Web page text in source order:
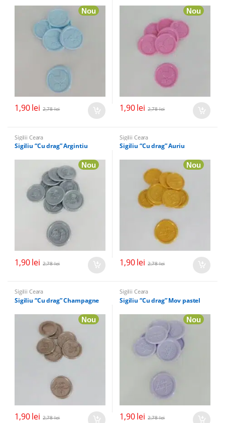
Nou
1,90lei 2,78lei
Nou
1,90lei 2,78lei
Sigilii Ceara
Sigiliu “Cu drag” Argintiu
Nou
1,90lei 2,78lei
Sigilii Ceara
Sigiliu “Cu drag” Auriu
Nou
1,90lei 2,78lei
Sigilii Ceara
Sigiliu “Cu drag” Champagne
Nou
1,90lei 2,78lei
Sigilii Ceara
Sigiliu “Cu drag” Mov pastel
Nou
1,90lei 2,78lei